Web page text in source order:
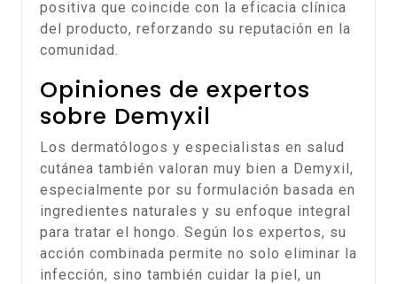
positiva que coincide con la eficacia clínica
del producto, reforzando su reputación en la
comunidad.
Opiniones de expertos
sobre Demyxil
Los dermatólogos y especialistas en salud
cutánea también valoran muy bien a Demyxil,
especialmente por su formulación basada en
ingredientes naturales y su enfoque integral
para tratar el hongo. Según los expertos, su
acción combinada permite no solo eliminar la
infección, sino también cuidar la piel, un